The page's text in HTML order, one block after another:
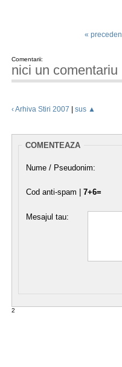
«
Comentarii:
nici un comentariu
‹ Arhiva Stiri 2007 sus ▲
COMENTEAZA
Nume / Pseudonim:
Cod anti-spam | 7+6=
Mesajul tau:
2